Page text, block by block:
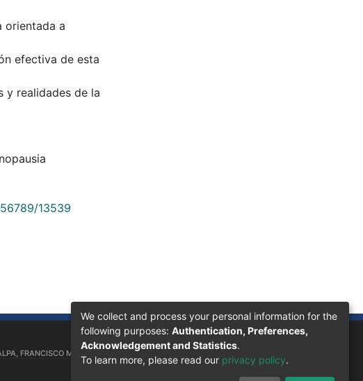
orientada a
efectiva de esta
y realidades de la
13539
FRANCISCO MORAZÁN, 11101
We collect and process your personal information for the
following purposes: Authentication, Preferences,
Acknowledgement and Statistics.
To learn more, please read our privacy policy.